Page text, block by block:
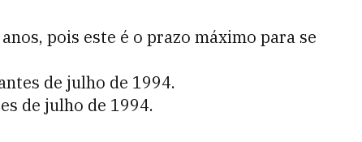
pois este é o prazo máximo para se
de julho de 1994.
de julho de 1994.